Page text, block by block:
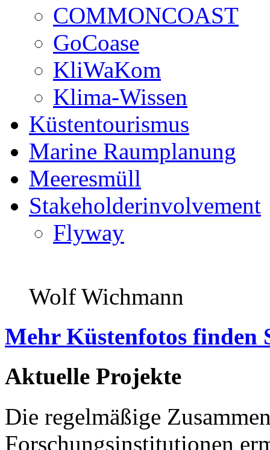
COMMONCOAST
GoCoase
KliWaKom
Klima-Wissen
Küstentourismus
Marine Raumplanung
Meeresmüll
Stakeholderinvolvement
Flyway
Wolf Wichmann
Mehr Küstenfotos finden
Aktuelle Projekte
Die regelmäßige
Forschungsinstitutionen